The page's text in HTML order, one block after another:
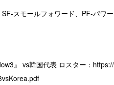
スモールフォワード、PF-パワ
』 vs韓国代表 ロスター：